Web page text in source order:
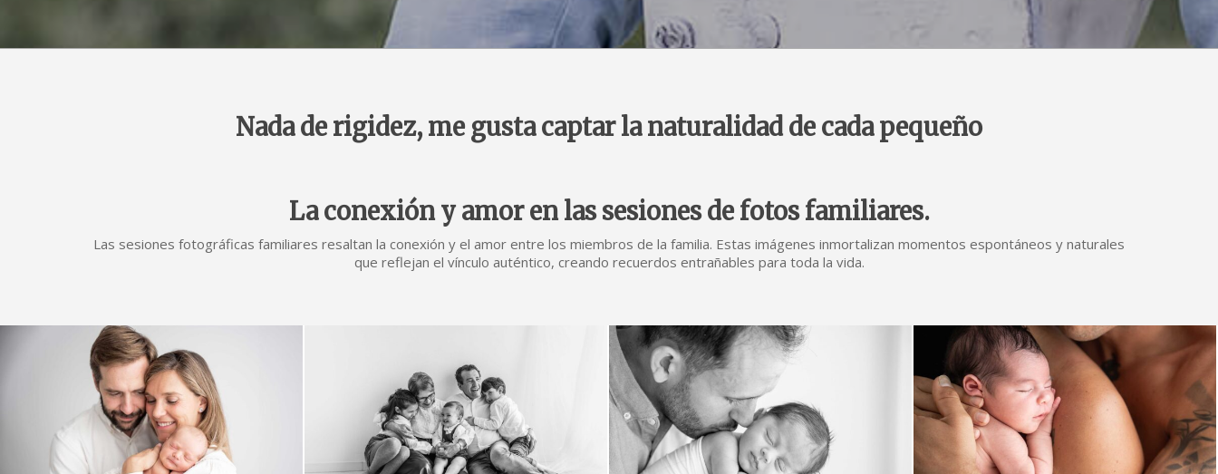
Nada de rigidez, me gusta captar la naturalidad de cada pequeño
La conexión y amor en las sesiones de fotos familiares.
Las sesiones fotográficas familiares resaltan la conexión y el amor entre los miembros de la familia. Estas imágenes inmortalizan momentos espontáneos y naturales
que reflejan el vínculo auténtico, creando recuerdos entrañables para toda la vida.
leti-
gonzalez-
fotografo-
para-
bebes3
fotografia-
newborn-
recien-
nacido-
los-
palacios-
y-